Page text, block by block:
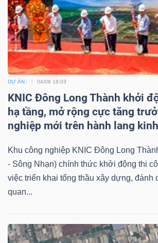
DỰ ÁN 04/08 18:03
KNIC Đông Long Thành khởi
hạ tầng, mở rộng cực tăng
nghiệp mới trên hành lang
Khu công nghiệp KNIC Đông Long
- Sông Nhạn) chính thức khởi động thi
việc triển khai tổng thầu xây dựng, đánh
quan...